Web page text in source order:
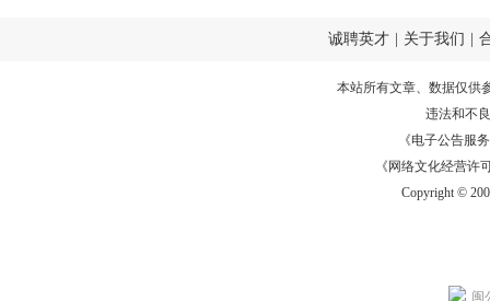
诚聘英才 关于我们
本站所有文章、数据仅供
违法和不
《电子公告服务
《网络文化经营许
Copyright ©
闽